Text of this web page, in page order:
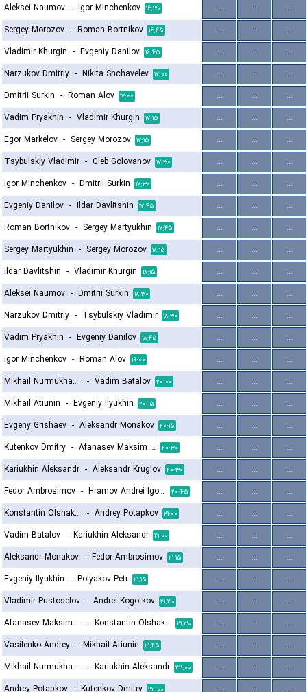
Aleksei Naumov - Igor Minchenkov ۱۶:۳۰ ... ...
...
Sergey Morozov - Roman Bortnikov ۱۶:۴۵ ... ...
...
Vladimir Khurgin - Evgeniy Danilov ۱۶:۴۵ ... ...
...
Narzukov Dmitriy - Nikita Shchavelev ۱۷:۰۰ ... ...
...
Dmitrii Surkin - Roman Alov ۱۷:۰۰ ... ...
...
Vadim Pryakhin - Vladimir Khurgin ۱۷:۱۵ ... ...
...
Egor Markelov - Sergey Morozov ۱۷:۱۵ ... ...
...
Tsybulskiy Vladimir - Gleb Golovanov ۱۷:۳۰ ... ...
...
Igor Minchenkov - Dmitrii Surkin ۱۷:۳۰ ... ...
...
Evgeniy Danilov - Ildar Davlitshin ۱۷:۴۵ ... ...
...
Roman Bortnikov - Sergey Martyukhin ۱۷:۴۵ ... ...
...
Sergey Martyukhin - Sergey Morozov ۱۸:۱۵ ... ...
...
Ildar Davlitshin - Vladimir Khurgin ۱۸:۱۵ ... ...
...
Aleksei Naumov - Dmitrii Surkin ۱۸:۳۰ ... ...
...
Narzukov Dmitriy - Tsybulskiy Vladimir ۱۸:۳۰ ... ...
...
Vadim Pryakhin - Evgeniy Danilov ۱۸:۴۵ ... ...
...
Igor Minchenkov - Roman Alov ۱۹:۰۰ ... ...
...
Mikhail Nurmukhamedov
- Vadim Batalov ۲۰:۰۰ ... ...
...
Mikhail Atiunin - Evgeniy Ilyukhin ۲۰:۱۵ ... ...
...
Evgeny Grishaev - Aleksandr Monakov ۲۰:۱۵ ... ...
...
Kutenkov Dmitry - Afanasev Maksim Andreevich ۲۰:۳۰ ... ...
...
Kariukhin Aleksandr - Aleksandr Kruglov ۲۰:۳۰ ... ...
...
Fedor Ambrosimov - Hramov Andrei Igorevich ۲۰:۴۵ ... ...
...
Konstantin Olshakov - Andrey Potapkov ۲۱:۰۰ ... ...
...
Vadim Batalov - Kariukhin Aleksandr ۲۱:۰۰ ... ...
...
Aleksandr Monakov - Fedor Ambrosimov ۲۱:۱۵ ... ...
...
Evgeniy Ilyukhin - Polyakov Petr ۲۱:۱۵ ... ...
...
Vladimir Pustoselov - Andrei Kogotkov ۲۱:۳۰ ... ...
...
Afanasev Maksim Andreevich - Konstantin Olshakov ۲۱:۳۰ ... ...
...
Vasilenko Andrey - Mikhail Atiunin ۲۱:۴۵ ... ...
...
Mikhail Nurmukhamedov
- Kariukhin Aleksandr ۲۲:۰۰ ... ...
...
Andrey Potapkov - Kutenkov Dmitry ۲۲:۰۰ ... ... ...